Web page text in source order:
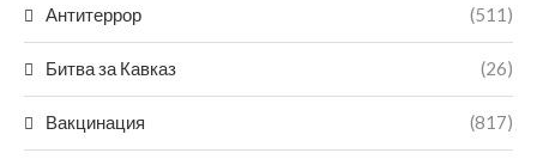
Антитеррор (511)
Битва за Кавказ (26)
Вакцинация (817)